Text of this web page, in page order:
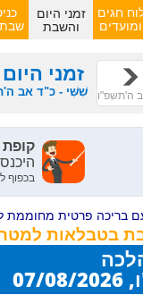
חגים
ומועדים
זמני היום
והשבת
שבת
ה'תשפ"ו
זמני
שִׁשִּׁי - כ"ד אב ה'תשפ"ו,
בריכה פרטית מחוממת לכל
בטבלאות